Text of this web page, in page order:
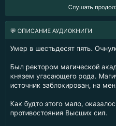
Слушать
💬 ОПИСАНИЕ АУДИОКНИГИ
Умер в шестьдесят пять.
Был ректором магической
князем угасающего рода.
источник заблокирован, на
Как будто этого мало,
противостояния Высших сил.